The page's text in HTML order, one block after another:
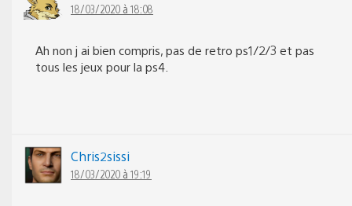
18/03/2020 à 18:08
Ah non j ai bien compris, pas de retro ps1/2/3 et pas
tous les jeux pour la ps4.
Chris2sissi
18/03/2020 à 19:19